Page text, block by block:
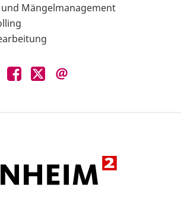
Mängelmanagement
Teile
diese
Teile
diese